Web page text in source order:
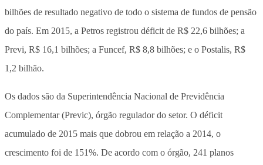
bilhões de resultado negativo de todo o sistema de fundos de pensão
do país. Em 2015, a Petros registrou déficit de R$ 22,6 bilhões; a
Previ, R$ 16,1 bilhões; a Funcef, R$ 8,8 bilhões; e o Postalis, R$
1,2 bilhão.
Os dados são da Superintendência Nacional de Previdência
Complementar (Previc), órgão regulador do setor. O déficit
acumulado de 2015 mais que dobrou em relação a 2014, o
crescimento foi de 151%. De acordo com o órgão, 241 planos